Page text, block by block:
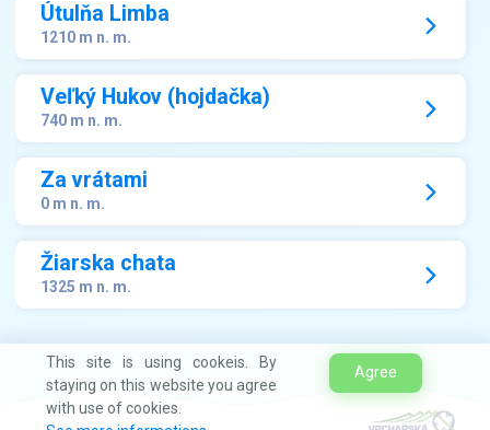
Útulňa Limba
1210 m n. m.
Veľký Hukov (hojdačka)
740 m n. m.
Za vrátami
0 m n. m.
Žiarska chata
1325 m n. m.
This site is using cookeis. By
staying on this website you agree
with use of cookies.
Agree